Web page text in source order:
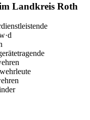
Landkreis Roth